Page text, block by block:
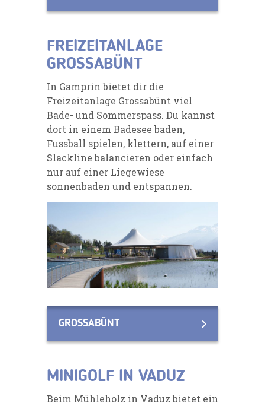
FREIZEITANLAGE
GROSSABÜNT
In Gamprin bietet dir die
Freizeitanlage Grossabünt viel
Bade- und Sommerspass. Du kannst
dort in einem Badesee baden,
Fussball spielen, klettern, auf einer
Slackline balancieren oder einfach
nur auf einer Liegewiese
sonnenbaden und entspannen.
GROSSABÜNT
MINIGOLF IN VADUZ
Beim Mühleholz in Vaduz bietet ein